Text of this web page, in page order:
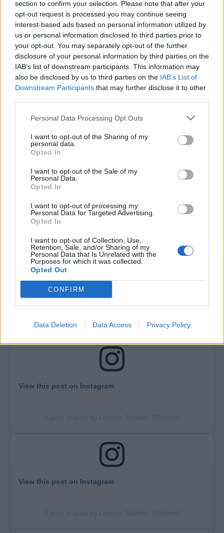
section to confirm your selection. Please note that after your
opt-out request is processed you may continue seeing
interest-based ads based on personal information utilized by
us or personal information disclosed to third parties prior to
your opt-out. You may separately opt-out of the further
disclosure of your personal information by third parties on the
IAB’s list of downstream participants. This information may
also be disclosed by us to third parties on the IAB’s List of
Downstream Participants that may further disclose it to other
Personal Data Processing Opt Outs
I want to opt-out of the Sharing of my
personal data.
Opted In
I want to opt-out of the Sale of my
Personal Data.
Opted In
I want to opt-out of processing my
Personal Data for Targeted Advertising.
Opted In
I want to opt-out of Collection, Use,
Retention, Sale, and/or Sharing of my
Personal Data that Is Unrelated with the
Purposes for which it was collected.
Opted Out
CONFIRM
Data Deletion Data Access Privacy Policy
Leonne Stentler: De analist en
kledingontwerpster. In gesprek
met Barbara Barend van Helden
Magazine
Heeft Leonne Stentler een
relatie?
vriendin van Leonne Stentler.
View this post on Instagram
View this post on Instagram